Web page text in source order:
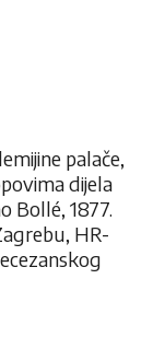
palače,
dijela
Bollé, 1877.
HR-